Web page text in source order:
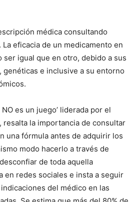
médica consultando
eficacia de un medicamento en
ser igual que en otro, debido a sus
genéticas e inclusive a su entorno
NO es un juego’ liderada por el
resalta la importancia de consultar
una fórmula antes de adquirir los
modo hacerlo a través de
de toda aquella
en redes sociales e insta a seguir
del médico en las